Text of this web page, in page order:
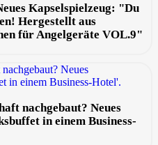
Kapselspielzeug: "Du
Hergestellt aus
für Angelgeräte VOL.9"
nachgebaut? Neues
in einem Business-